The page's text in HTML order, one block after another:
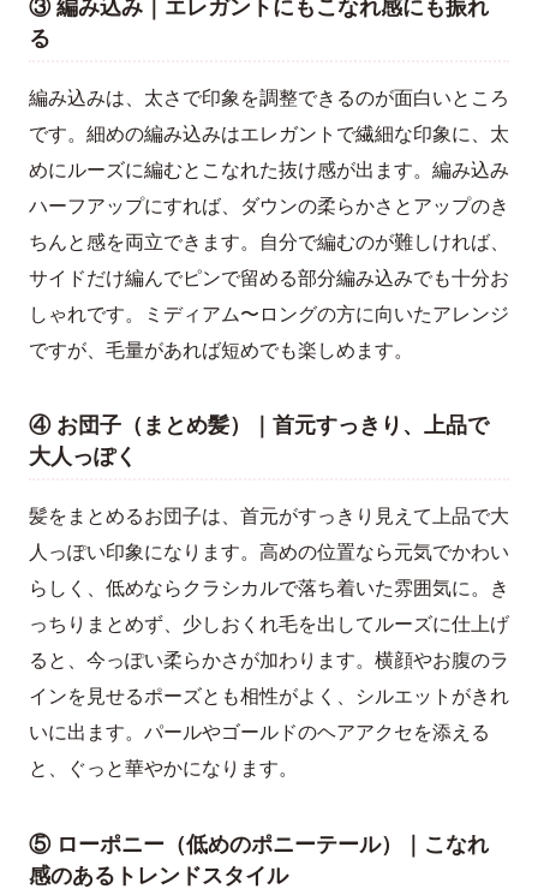
③ 編み込み｜エレガントにもこなれ感にも振れ
る
編み込みは、太さで印象を調整できるのが面白いところ
です。細めの編み込みはエレガントで繊細な印象に、太
めにルーズに編むとこなれた抜け感が出ます。編み込み
ハーフアップにすれば、ダウンの柔らかさとアップのき
ちんと感を両立できます。自分で編むのが難しければ、
サイドだけ編んでピンで留める部分編み込みでも十分お
しゃれです。ミディアム〜ロングの方に向いたアレンジ
ですが、毛量があれば短めでも楽しめます。
④ お団子（まとめ髪）｜首元すっきり、上品で
大人っぽく
髪をまとめるお団子は、首元がすっきり見えて上品で大
人っぽい印象になります。高めの位置なら元気でかわい
らしく、低めならクラシカルで落ち着いた雰囲気に。き
っちりまとめず、少しおくれ毛を出してルーズに仕上げ
ると、今っぽい柔らかさが加わります。横顔やお腹のラ
インを見せるポーズとも相性がよく、シルエットがきれ
いに出ます。パールやゴールドのヘアアクセを添える
と、ぐっと華やかになります。
⑤ ローポニー（低めのポニーテール）｜こなれ
感のあるトレンドスタイル